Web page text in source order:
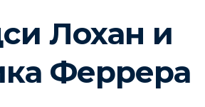
Лохан и
Феррера